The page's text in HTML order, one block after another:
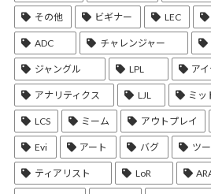
その他 ビギナー LEC
ADC チャレンジャー
ジャングル LPL ア
アナリティクス LJL ミッ
LCS ミーム アウトプレイ
Evi アート バグ ツ
ティアリスト LoR